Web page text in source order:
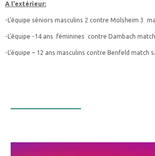
A l'extérieur:
-L'équipe séniors masculins 2 contre Molsheim 3
-L'équipe -14 ans féminines contre Dambach
-L'équipe – 12 ans masculins contre Benfeld match